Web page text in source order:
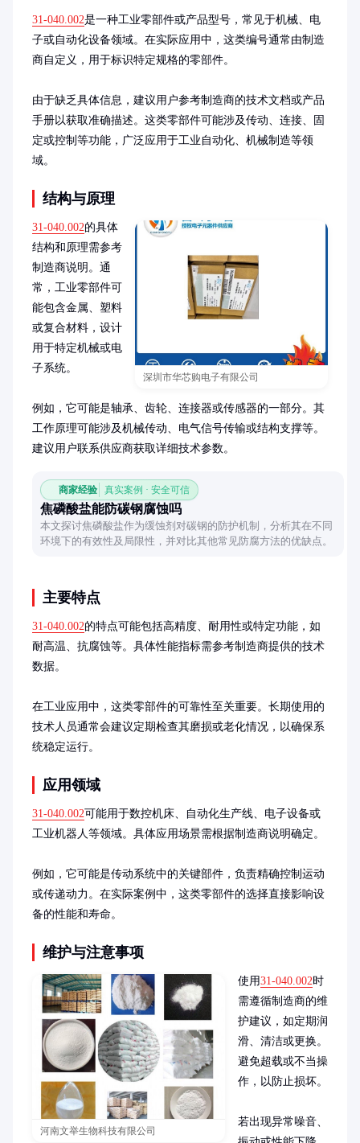
31-040.002是一种工业零部件或产品型号，常见于机械、电
子或自动化设备领域。在实际应用中，这类编号通常由制造
商自定义，用于标识特定规格的零部件。
由于缺乏具体信息，建议用户参考制造商的技术文档或产品
手册以获取准确描述。这类零部件可能涉及传动、连接、固
定或控制等功能，广泛应用于工业自动化、机械制造等领
域。
结构与原理
深圳市华芯购电子有限公司
31-040.002的具体
结构和原理需参考
制造商说明。通
常，工业零部件可
能包含金属、塑料
或复合材料，设计
用于特定机械或电
子系统。
例如，它可能是轴承、齿轮、连接器或传感器的一部分。其
工作原理可能涉及机械传动、电气信号传输或结构支撑等。
建议用户联系供应商获取详细技术参数。
商家经验 真实案例 · 安全可信
焦磷酸盐能防碳钢腐蚀吗
本文探讨焦磷酸盐作为缓蚀剂对碳钢的防护机制，分析其在不同
环境下的有效性及局限性，并对比其他常见防腐方法的优缺点。
主要特点
31-040.002的特点可能包括高精度、耐用性或特定功能，如
耐高温、抗腐蚀等。具体性能指标需参考制造商提供的技术
数据。
在工业应用中，这类零部件的可靠性至关重要。长期使用的
技术人员通常会建议定期检查其磨损或老化情况，以确保系
统稳定运行。
应用领域
31-040.002可能用于数控机床、自动化生产线、电子设备或
工业机器人等领域。具体应用场景需根据制造商说明确定。
例如，它可能是传动系统中的关键部件，负责精确控制运动
或传递动力。在实际案例中，这类零部件的选择直接影响设
备的性能和寿命。
维护与注意事项
河南文举生物科技有限公司
使用31-040.002时
需遵循制造商的维
护建议，如定期润
滑、清洁或更换。
避免超载或不当操
作，以防止损坏。
若出现异常噪音、